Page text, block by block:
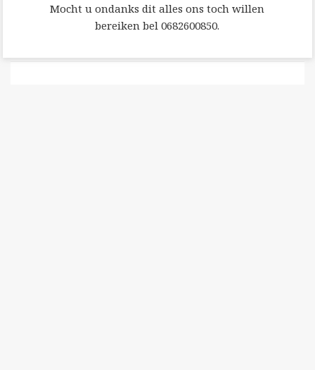
Mocht u ondanks dit alles ons toch willen
bereiken bel 0682600850.